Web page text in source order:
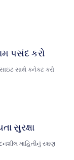
પસંદ કરો
સાથે કનેક્ટ કરો
સુરક્ષા
માહિતીનું રક્ષણ